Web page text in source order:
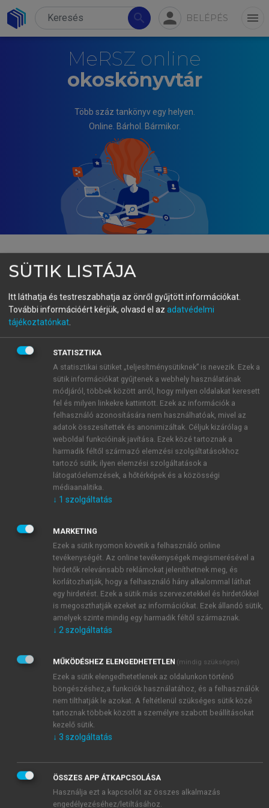
search person BELÉPÉS menu
MeRSZ online
okoskönyvtár
Több száz tankönyv egy helyen.
Online. Bárhol. Bármikor.
KOPCSAY LÁSZLÓ
A marketingcsatorna
menedzselése
menu_book OLVASÁS
A hazai független élelmiszer-
kereskedők lehetőségei
A hálózatok terjedésének következtében évről évre
szűkül a hazai tulajdonban maradt élelmiszer-
kereskedelem lehetősége. Részarányuk az
összforgalomból egyre kisebbé válik, egy-egy új
zárnak be a környék kis boltjai. Milyen jövőképük
lehet tehát a kis üzleteknek, van-e valójában
életlehetőség az óriások árnyékában, akik már a piac
nagy részét birtokolják?
SÜTIK LISTÁJA
Itt láthatja és testreszabhatja az önről gyűjtött információkat.
További információért kérjük, olvasd el az adatvédelmi
tájékoztatónkat.
STATISZTIKA
A statisztikai sütiket „teljesítménysütiknek” is nevezik. Ezek a
sütik információkat gyűjtenek a webhely használatának
módjáról, többek között arról, hogy milyen oldalakat keresett
fel és milyen linkekre kattintott. Ezek az információk a
felhasználó azonosítására nem használhatóak, mivel az
adatok összesítettek és anonimizáltak. Céljuk kizárólag a
weboldal funkcióinak javítása. Ezek közé tartoznak a
harmadik féltől származó elemzési szolgáltatásokhoz
tartozó sütik; ilyen elemzési szolgáltatások a
látogatóelemzések, a hőtérképek és a közösségi
médiaanalitika.
↓ 1 szolgáltatás
MARKETING
Ezek a sütik nyomon követik a felhasználó online
tevékenységét. Az online tevékenységek megismerésével a
hirdetők relevánsabb reklámokat jeleníthetnek meg, és
korlátozhatják, hogy a felhasználó hány alkalommal láthat
egy hirdetést. Ezek a sütik más szervezetekkel és hirdetőkkel
is megoszthatják ezeket az információkat. Ezek állandó sütik,
amelyek szinte mindig egy harmadik féltől származnak.
↓ 2szolgáltatás
MŰKÖDÉSHEZ ELENGEDHETETLEN (mindig szükséges)
Ezek a sütik elengedhetetlenek az oldalunkon történő
böngészéshez,a funkciók használatához, és a felhasználók
nem tilthatják le azokat. A feltétlenül szükséges sütik közé
tartoznak többek között a személyre szabott beállításokat
kezelő sütik.
↓ 3 szolgáltatás
ÖSSZES APP ÁTKAPCSOLÁSA
Használja ezt a kapcsolót az összes alkalmazás
engedélyezéséhez/letiltásához.